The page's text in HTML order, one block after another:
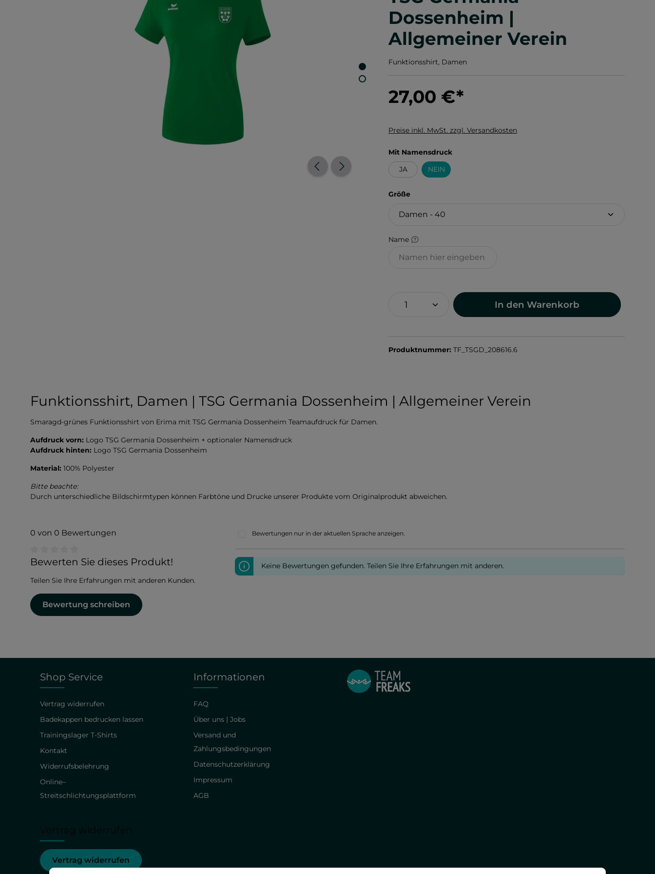
Dossenheim |
Allgemeiner Verein
Funktionsshirt, Damen
27,00 €*
Preise inkl. MwSt. zzgl. Versandkosten
Mit Namensdruckauswählen
JA
NEIN
Größeauswählen
Name
In den Warenkorb
Produktnummer: TF_TSGD_208616.6
Funktionsshirt, Damen | TSG Germania Dossenheim | Allgemeiner Verein
Smaragd-grünes Funktionsshirt von Erima mit TSG Germania Dossenheim Teamaufdruck für Damen.
Aufdruck vorn: Logo TSG Germania Dossenheim + optionaler Namensdruck
Aufdruck hinten: Logo TSG Germania Dossenheim
Material: 100% Polyester
Bitte beachte:
Durch unterschiedliche Bildschirmtypen können Farbtöne und Drucke unserer Produkte vom Originalprodukt abweichen.
0 von 0 Bewertungen
Durchschnittliche Bewertung von 0 von 5 Sternen
Bewerten Sie dieses Produkt!
Teilen Sie Ihre Erfahrungen mit anderen Kunden.
Bewertung schreiben
Bewertungen nur in der aktuellen Sprache anzeigen.
Keine Bewertungen gefunden. Teilen Sie Ihre Erfahrungen mit anderen.
Vertrag widerrufen
Shop Service
Vertrag widerrufen
Badekappen bedrucken lassen
Trainingslager T-Shirts
Kontakt
Widerrufsbelehrung
Online–
Streitschlichtungsplattform
Informationen
FAQ
Über uns | Jobs
Versand und
Zahlungsbedingungen
Datenschutzerklärung
Impressum
AGB